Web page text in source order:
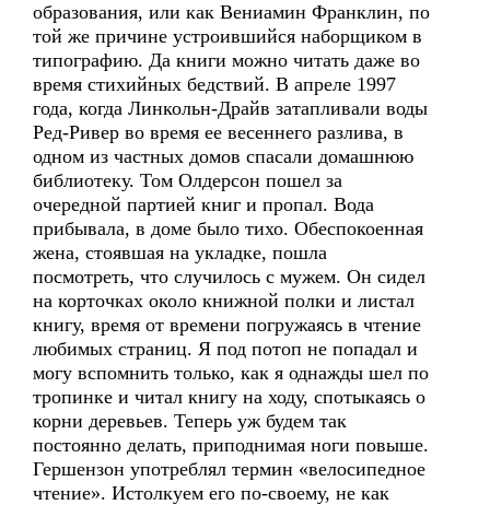
образования, или как Вениамин Франклин, по
той же причине устроившийся наборщиком в
типографию. Да книги можно читать даже во
время стихийных бедствий. В апреле 1997
года, когда Линкольн-Драйв затапливали воды
Ред-Ривер во время ее весеннего разлива, в
одном из частных домов спасали домашнюю
библиотеку. Том Олдерсон пошел за
очередной партией книг и пропал. Вода
прибывала, в доме было тихо. Обеспокоенная
жена, стоявшая на укладке, пошла
посмотреть, что случилось с мужем. Он сидел
на корточках около книжной полки и листал
книгу, время от времени погружаясь в чтение
любимых страниц. Я под потоп не попадал и
могу вспомнить только, как я однажды шел по
тропинке и читал книгу на ходу, спотыкаясь о
корни деревьев. Теперь уж будем так
постоянно делать, приподнимая ноги повыше.
Гершензон употреблял термин «велосипедное
чтение». Истолкуем его по-своему, не как